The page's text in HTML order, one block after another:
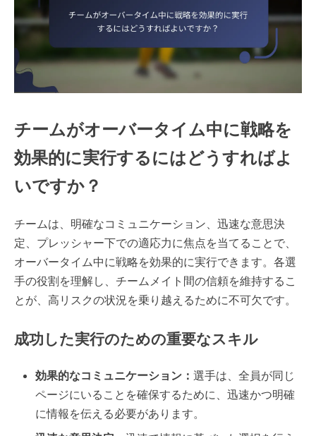
チームがオーバータイム中に戦略を
効果的に実行するにはどうすればよ
いですか？
チームは、明確なコミュニケーション、迅速な意思決
定、プレッシャー下での適応力に焦点を当てることで、
オーバータイム中に戦略を効果的に実行できます。各選
手の役割を理解し、チームメイト間の信頼を維持するこ
とが、高リスクの状況を乗り越えるために不可欠です。
成功した実行のための重要なスキル
効果的なコミュニケーション： 選手は、全員が同じ
ページにいることを確保するために、迅速かつ明確
に情報を伝える必要があります。